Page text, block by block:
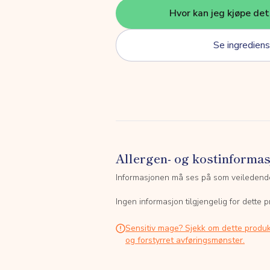
Hvor kan jeg kjøpe
Se
Allergen- og
Informasjonen må ses på som
Ingen informasjon tilgjengelig for dette
Sensitiv mage? Sjekk om dette
og forstyrret avføringsmønster.